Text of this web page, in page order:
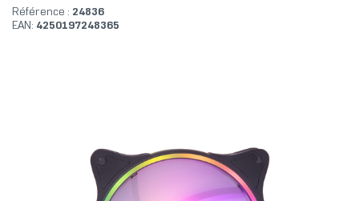
Référence : 24836
EAN: 4250197248365